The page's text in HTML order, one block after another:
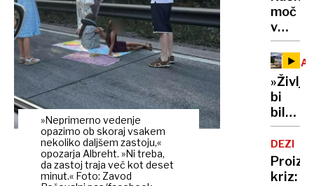
»Neprimerno vedenje
opazimo ob skoraj vsakem
nekoliko daljšem zastoju,«
opozarja Albreht. »Ni treba,
da zastoj traja več kot deset
minut.« Foto: Zavod
moč
v
Tihem
z
vajo
in
bi
bilo
97-
letnica
z
kriz: